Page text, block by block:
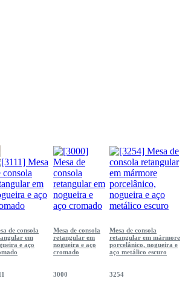
de consola
em
e aço
Mesa de consola
retangular em
nogueira e aço
cromado
3000
Mesa de consola
retangular em mármore
porcelânico, nogueira e
aço metálico escuro
3254